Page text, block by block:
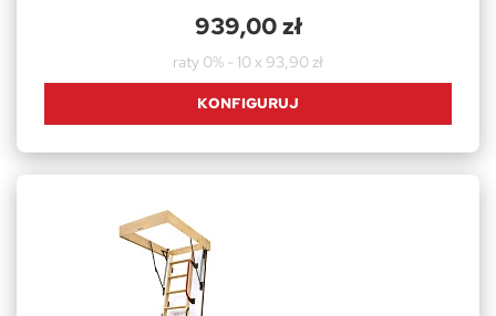
939,00 zł
raty 0% - 10 x 93,90 zł
KONFIGURUJ